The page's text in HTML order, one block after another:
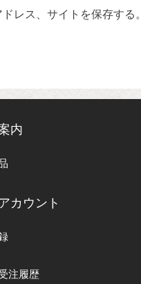
レス、サイトを保存する。
内
カウント
注履歴